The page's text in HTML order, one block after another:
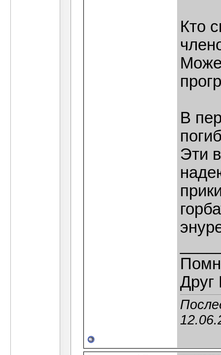
Кто
В
Эти
Друг